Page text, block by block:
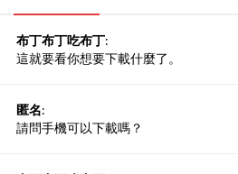
布丁布丁吃布丁:
這就要看你想要下載什麼了。
匿名:
請問手機可以下載嗎？